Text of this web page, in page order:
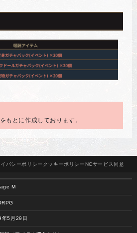
もとに作成しております。
バシーポリシー クッキーポリシーNCサービス 同意
M
5月29日